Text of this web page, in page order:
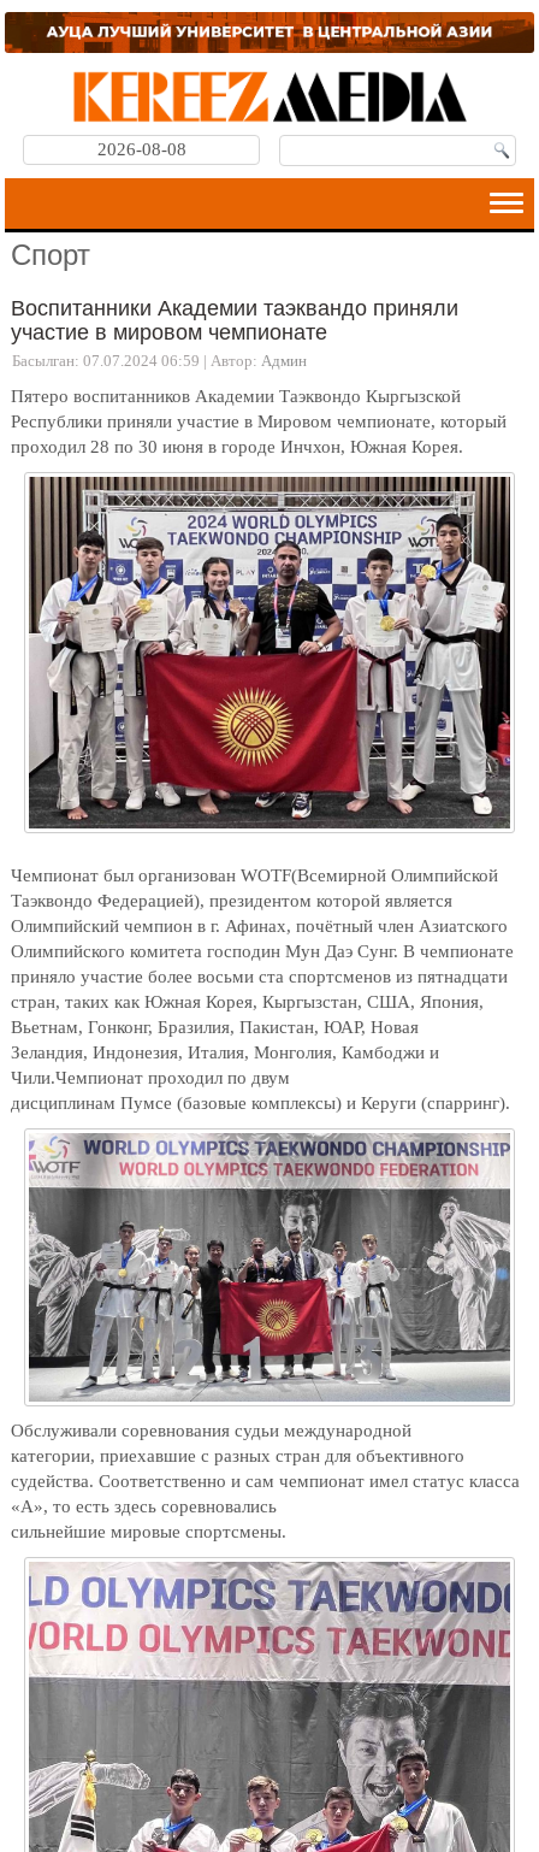
2026-08-08
Спорт
Воспитанники Академии таэквандо приняли
участие в мировом чемпионате
Басылган: 07.07.2024 06:59 | Автор: Админ
Пятеро воспитанников Академии Таэквондо Кыргызской
Республики приняли участие в Мировом чемпионате, который
проходил 28 по 30 июня в городе Инчхон, Южная Корея.
Чемпионат был организованWOTF(Всемирной Олимпийской
Таэквондо Федерацией), президентом которой является
Олимпийский чемпион в г. Афинах, почётный член Азиатского
Олимпийского комитета господинМунДаэ Сунг.В чемпионате
приняло участие более восьми ста спортсменов из пятнадцати
стран, таких как Южная Корея, Кыргызстан, США, Япония,
Вьетнам, Гонконг, Бразилия, Пакистан,ЮАР,Новая
Зеландия,Индонезия, Италия, Монголия, Камбоджи и
Чили.Чемпионат проходил по двум
дисциплинамПумсе (базовые комплексы) иКеруги(спарринг).
Обслуживалисоревнования судьи международной
категории, приехавшие с разных стран для объективного
судейства. Соответственно и самчемпионат имелстатус класса
«А», то есть здесь соревновались
сильнейшиемировыеспортсмены.